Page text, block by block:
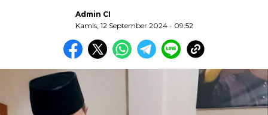
Admin CI
Kamis, 12 September 2024 - 09:52